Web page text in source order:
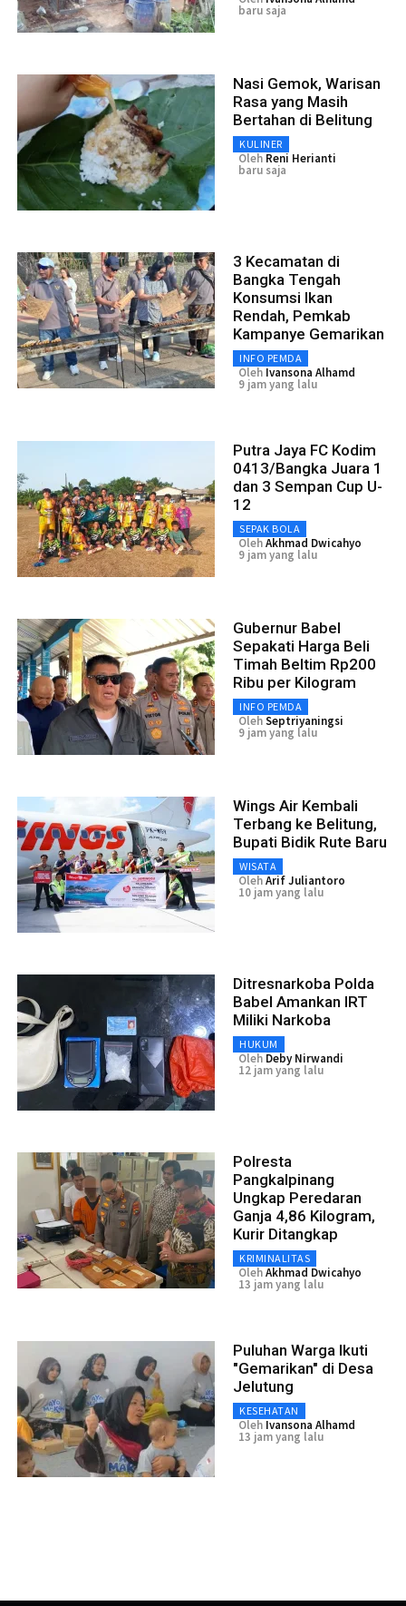
baru saja
Nasi Gemok, Warisan
Rasa yang Masih
Bertahan di Belitung
KULINER
Oleh Reni Herianti
baru saja
3 Kecamatan di
Bangka Tengah
Konsumsi Ikan
Rendah, Pemkab
Kampanye Gemarikan
INFO PEMDA
Oleh Ivansona Alhamd
9 jam yang lalu
Putra Jaya FC Kodim
0413/Bangka Juara 1
dan 3 Sempan Cup U-
12
SEPAK BOLA
OlehAkhmad Dwicahyo
9 jam yang lalu
Gubernur Babel
Sepakati Harga Beli
Timah Beltim Rp200
Ribu per Kilogram
INFO PEMDA
OlehSeptriyaningsi
9 jam yang lalu
Wings Air Kembali
Terbang ke Belitung,
Bupati Bidik Rute Baru
WISATA
OlehArif Juliantoro
10 jam yang lalu
Ditresnarkoba Polda
Babel Amankan IRT
Miliki Narkoba
HUKUM
Oleh Deby Nirwandi
12 jam yang lalu
Polresta
Pangkalpinang
Ungkap Peredaran
Ganja 4,86 Kilogram,
Kurir Ditangkap
KRIMINALITAS
OlehAkhmad Dwicahyo
13 jam yang lalu
Puluhan Warga Ikuti
"Gemarikan" di Desa
Jelutung
KESEHATAN
Oleh Ivansona Alhamd
13 jam yang lalu